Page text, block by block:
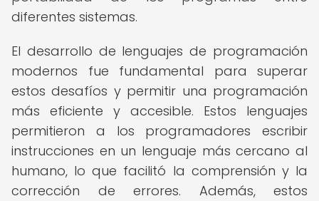
diferentes sistemas.
El desarrollo de lenguajes de programación
modernos fue fundamental para superar
estos desafíos y permitir una programación
más eficiente y accesible. Estos lenguajes
permitieron a los programadores escribir
instrucciones en un lenguaje más cercano al
humano, lo que facilitó la comprensión y la
corrección de errores. Además, estos